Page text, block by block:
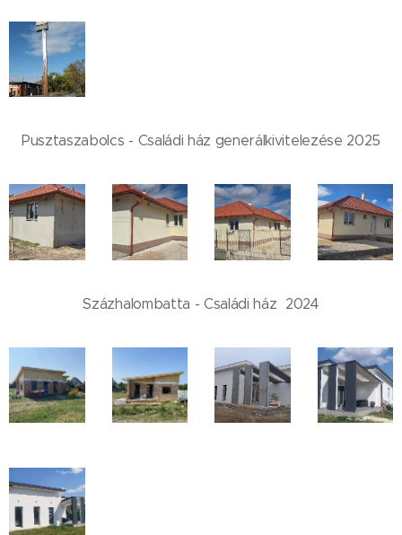
Pusztaszabolcs - Családi ház generálkivitelezése 2025
Százhalombatta - Családi ház 2024